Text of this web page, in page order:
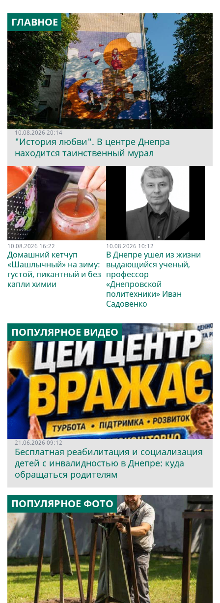
ГЛАВНОЕ
10.08.2026 20:14
"История любви". В центре Днепра
находится таинственный мурал
10.08.2026 16:22
Домашний кетчуп
«Шашлычный» на зиму:
густой, пикантный и без
капли химии
10.08.2026 10:12
В Днепре ушел из жизни
выдающийся ученый,
профессор
«Днепровской
политехники» Иван
Садовенко
ПОПУЛЯРНОЕ ВИДЕО
21.06.2026 09:12
Бесплатная реабилитация и социализация
детей с инвалидностью в Днепре: куда
обращаться родителям
ПОПУЛЯРНОЕ ФОТО